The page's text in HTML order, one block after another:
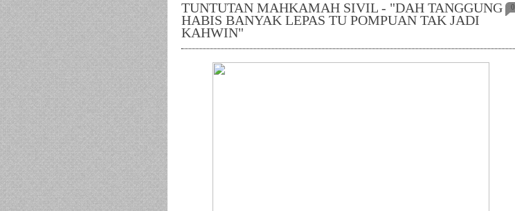
0
TUNTUTAN MAHKAMAH SIVIL - "DAH TANGGUNG
HABIS BANYAK LEPAS TU POMPUAN TAK JADI
KAHWIN"